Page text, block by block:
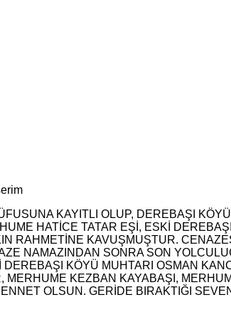
KAYITLI OLUP, DEREBAŞI
HATİCE TATAR EŞİ, ESKİ
RAHMETİNE KAVUŞMUŞTUR.
NAMAZINDAN SONRA SON
KÖYÜ MUHTARI OSMAN
KEZBAN KAYABAŞI,
OLSUN. GERİDE BIRAKTIĞI